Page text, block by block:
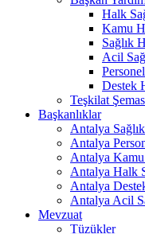
Halk
Kamu
Sağlık
Acil
Destek
Teşkilat
Başkanlıklar
Antalya
Antalya
Antalya Kamu
Antalya Halk
Antalya
Antalya Acil
Mevzuat
Tüzükler